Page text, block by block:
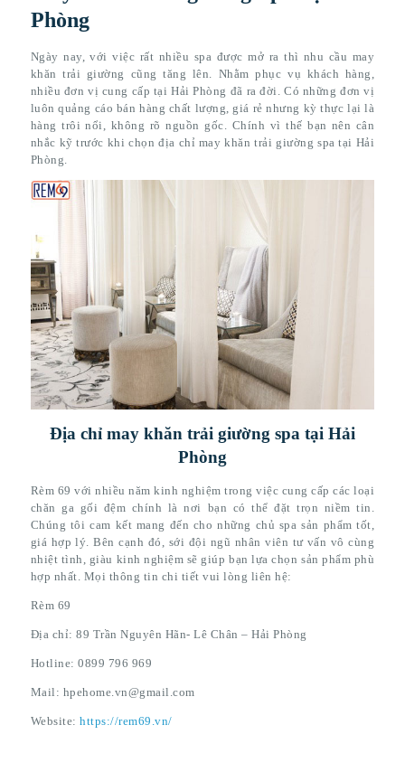
Phòng
Ngày nay, với việc rất nhiều spa được mở ra thì nhu cầu may
khăn trải giường cũng tăng lên. Nhằm phục vụ khách hàng,
nhiều đơn vị cung cấp tại Hải Phòng đã ra đời. Có những đơn vị
luôn quảng cáo bán hàng chất lượng, giá rẻ nhưng kỳ thực lại là
hàng trôi nổi, không rõ nguồn gốc. Chính vì thế bạn nên cân
nhắc kỹ trước khi chọn địa chỉ may khăn trải giường spa tại Hải
Phòng.
Địa chỉ may khăn trải giường spa tại Hải
Phòng
Rèm 69 với nhiều năm kinh nghiệm trong việc cung cấp các loại
chăn ga gối đệm chính là nơi bạn có thể đặt trọn niềm tin.
Chúng tôi cam kết mang đến cho những chủ spa sản phẩm tốt,
giá hợp lý. Bên cạnh đó, sới đội ngũ nhân viên tư vấn vô cùng
nhiệt tình, giàu kinh nghiệm sẽ giúp bạn lựa chọn sản phẩm phù
hợp nhất. Mọi thông tin chi tiết vui lòng liên hệ:
Rèm 69
Địa chỉ: 89 Trần Nguyên Hãn- Lê Chân – Hải Phòng
Hotline: 0899 796 969
Mail: hpehome.vn@gmail.com
Website:https://rem69.vn/